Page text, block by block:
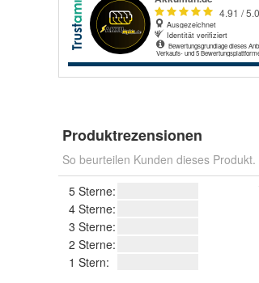
Produktrezensionen
So beurteilen Kunden dieses Produkt.
5 Sterne:
4 Sterne:
3 Sterne:
2 Sterne:
1 Stern: